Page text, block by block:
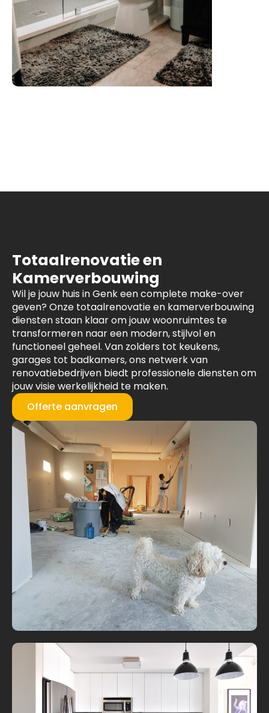
Totaalrenovatie en
Kamerverbouwing
Wil je jouw huis in Genk een complete make-over
geven? Onze totaalrenovatie en kamerverbouwing
diensten staan klaar om jouw woonruimtes te
transformeren naar een modern, stijlvol en
functioneel geheel. Van zolders tot keukens,
garages tot badkamers, ons netwerk van
renovatiebedrijven biedt professionele diensten om
jouw visie werkelijkheid te maken.
Offerte aanvragen